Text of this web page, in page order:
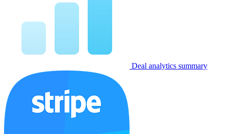
Deal analytics summary